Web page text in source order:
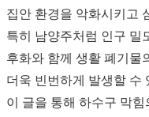
집안 환경을 악화시키고
특히 남양주처럼 인구 밀
후화와 함께 생활 폐기물
더욱 빈번하게 발생할 수
이 글을 통해 하수구 막